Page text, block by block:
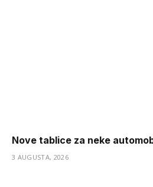
Nove tablice za neke
3 AUGUSTA, 2026